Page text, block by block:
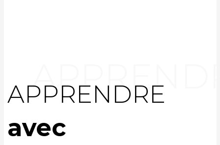
APPRENDRE
avec